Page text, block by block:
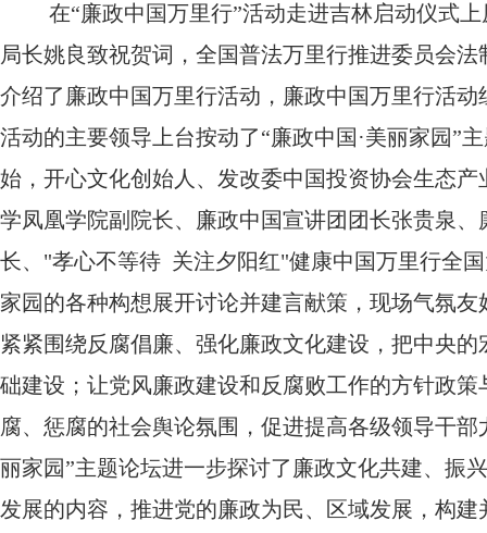
在“廉政中国万里行”活动走进吉林启动仪式上
局长姚良致祝贺词，全国普法万里行推进委员会
介绍了廉政中国万里行活动，廉政中国万里行活
活动的主要领导上台按动了“廉政中国·美丽家园”
始，开心文化创始人、发改委中国投资协会生态
学凤凰学院副院长、廉政中国宣讲团团长张贵泉
长、"孝心不等待 关注夕阳红"健康中国万里行全
家园的各种构想展开讨论并建言献策，现场气氛
紧紧围绕反腐倡廉、强化廉政文化建设，把中央
础建设；让党风廉政建设和反腐败工作的方针政
腐、惩腐的社会舆论氛围，促进提高各级领导干
丽家园”主题论坛进一步探讨了廉政文化共建、振
发展的内容，推进党的廉政为民、区域发展，构